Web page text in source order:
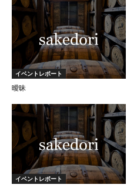
イベントレポート
曖昧
イベントレポート